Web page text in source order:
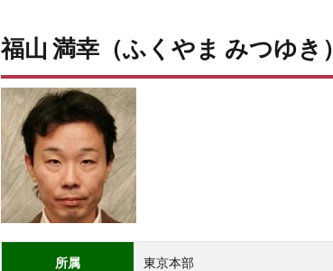
福山 満幸（ふくやま みつゆき）
所属 東京本部